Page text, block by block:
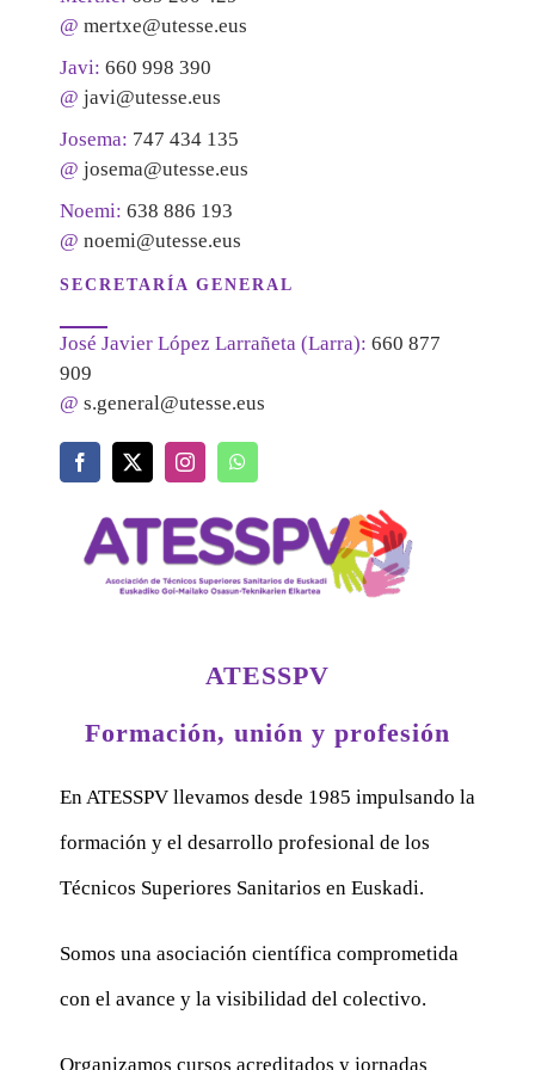
@ mertxe@utesse.eus
Javi: 660 998 390
@ javi@utesse.eus
Josema: 747 434 135
@ josema@utesse.eus
Noemi: 638 886 193
@ noemi@utesse.eus
SECRETARÍA GENERAL
José Javier López Larrañeta (Larra): 660 877
909
@ s.general@utesse.eus
ATESSPV
Formación, unión y profesión
En ATESSPV llevamos desde 1985 impulsando la
formación y el desarrollo profesional de los
Técnicos Superiores Sanitarios en Euskadi.
Somos una asociación científica comprometida
con el avance y la visibilidad del colectivo.
Organizamos cursos acreditados y jornadas